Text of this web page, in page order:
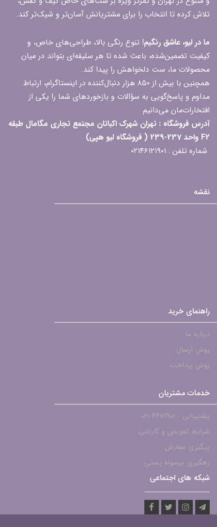
تلاش کرده تا انتخاب را برای مشتریانش آسان‌تر و شیک‌تر کند.
ما در لیو، عاشق رنگیم! تنوع رنگی بالا، طراحی‌های خاص، و
کیفیت تضمین‌شده، باعث شده تا هر سلیقه‌ای بتواند در میان
محصولات ما، ست دلخواهش را پیدا کند.
همچنین با بیش از ۸۵۰ هزار دنبال‌کننده در اینستاگرام، ارتباط
مداوم و پاسخ‌گویی به سؤالات و بازخوردهای شما را یکی از
افتخارات‌مان می‌دانیم
آدرس فروشگاه : تهران شهرک اکباتان مجتمع تجاری مگامال طبقه
F2 واحد 237-239 ( فروشگاه لیو هپی)
شماره تلفن : ۰۲۱۴۶۱۲۱۹۰۱
نقشه
راهنمای خرید
درباره ما
روش ارسال
روش پرداخت
خدمات مشتریان
پشتیبانی - ۴۶۱۲۱۹۰۱-021
شرایط تعویض و گارانتی
پیگیری سفارش
رهگیری مرسوله پستی
شبکه های اجتماعی